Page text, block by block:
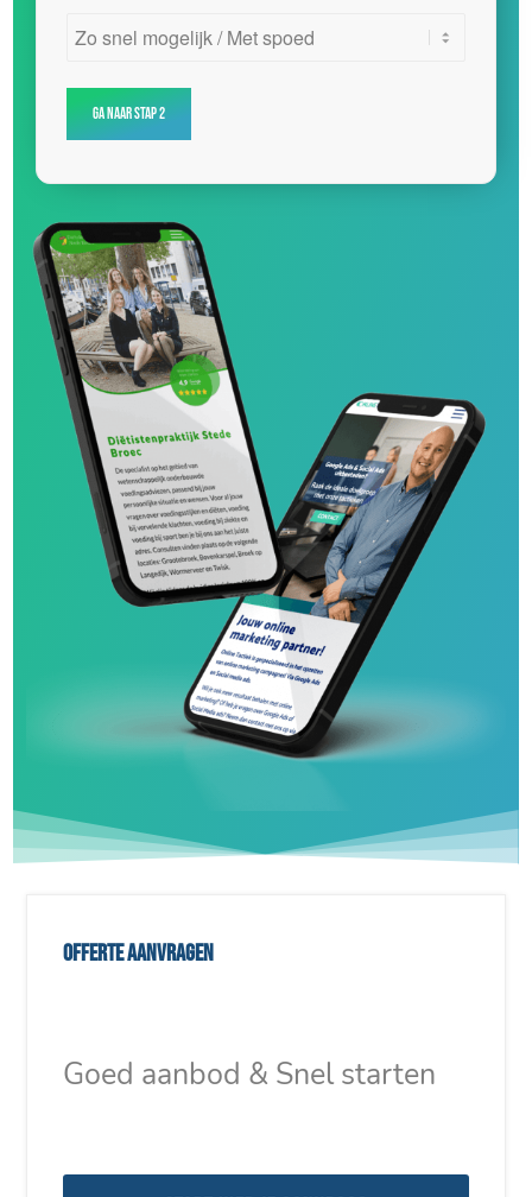
Offerte aanvragen
Goed aanbod & Snel starten